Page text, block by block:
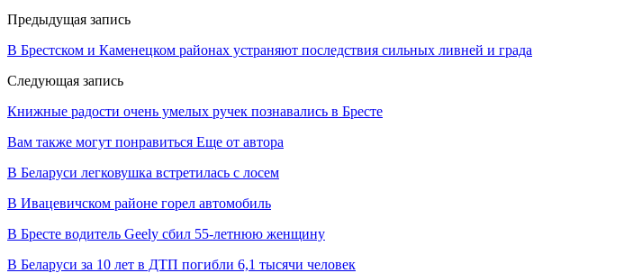
Предыдущая запись
В Брестском и Каменецком районах устраняют последствия сильных ливней и града
Следующая запись
Книжные радости очень умелых ручек познавались в Бресте
Вам также могут понравиться Еще от автора
В Беларуси легковушка встретилась с лосем
В Ивацевичском районе горел автомобиль
В Бресте водитель Geely сбил 55-летнюю женщину
В Беларуси за 10 лет в ДТП погибли 6,1 тысячи человек